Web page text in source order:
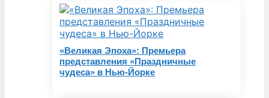
«Великая Эпоха»: Премьера
представления «Праздничные
чудеса» в Нью-Йорке